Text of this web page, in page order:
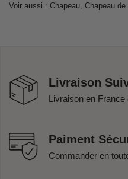
Voir aussi : Chapeau Chapeau de
Livraison
Livraison en France
Paiment
Commander en